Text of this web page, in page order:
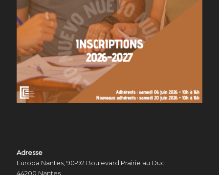
Adresse
Europa Nantes, 90-92 Boulevard Prairie au Duc
44200 Nantes